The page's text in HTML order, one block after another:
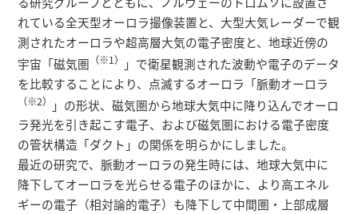
れている全天型オーロラ撮像装置と、大型大気レーダーで観
測されたオーロラや超高層大気の電子密度と、地球近傍の
宇宙「磁気圏 （※1）
」で衛星観測された波動や電子のデータ
を比較することにより、点滅するオーロラ「脈動オーロラ
（※2）
」の形状、磁気圏から地球大気中に降り込んでオーロ
ラ発光を引き起こす電子、および磁気圏における電子密度
の管状構造「ダクト」の関係を明らかにしました。
最近の研究で、脈動オーロラの発生時には、地球大気中に
降下してオーロラを光らせる電子のほかに、より高エネル
ギーの電子（相対論的電子）も降下して中間圏・上部成層